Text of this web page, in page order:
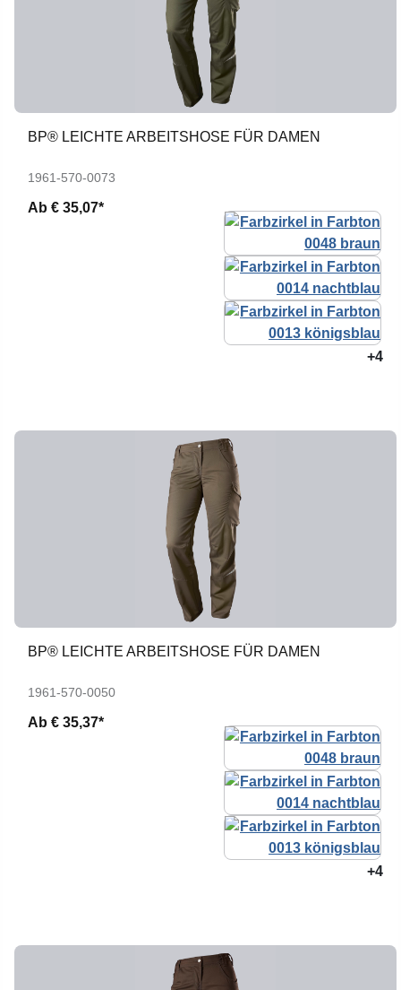
BP® LEICHTE ARBEITSHOSE FÜR DAMEN
1961-570-0073
Ab € 35,07*
+4
BP® LEICHTE ARBEITSHOSE FÜR DAMEN
1961-570-0050
Ab € 35,37*
+4